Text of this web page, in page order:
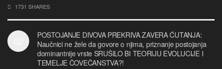
1731 SHARES
POSTOJANJE DIVOVA PREKRIVA ZAVERA ĆUTANJA:
Naučnici ne žele da govore o njima, priznanje postojanja
dominantnije vrste SRUŠILO BI TEORIJU EVOLUCIJE I
TEMELJE ČOVEČANSTVA?!